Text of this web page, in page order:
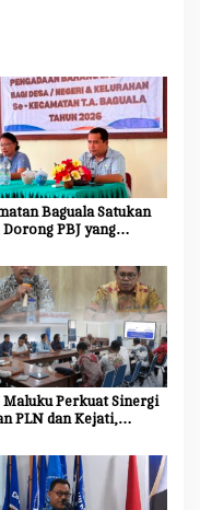
Baguala Satukan
Dorong PBJ yang
Maluku Perkuat Sinergi
PLN dan Kejati,
Demi Kelancaran
Strategis